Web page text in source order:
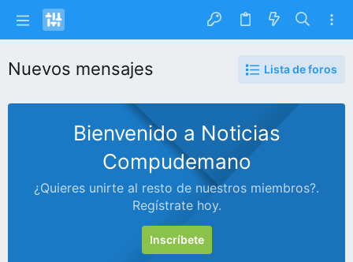
Nuevos mensajes Lista de foros
Bienvenido a Noticias
Compudemano
¿Quieres unirte al resto de nuestros miembros?.
Regístrate hoy.
Inscríbete